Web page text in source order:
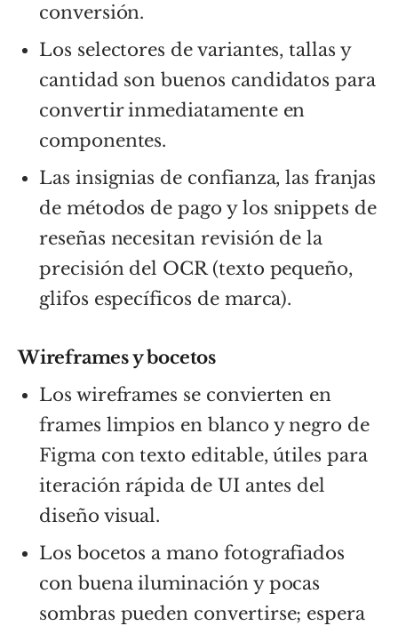
conversión.
Los selectores de variantes, tallas y
cantidad son buenos candidatos para
convertir inmediatamente en
componentes.
Las insignias de confianza, las franjas
de métodos de pago y los snippets de
reseñas necesitan revisión de la
precisión del OCR (texto pequeño,
glifos específicos de marca).
Wireframes y bocetos
Los wireframes se convierten en
frames limpios en blanco y negro de
Figma con texto editable, útiles para
iteración rápida de UI antes del
diseño visual.
Los bocetos a mano fotografiados
con buena iluminación y pocas
sombras pueden convertirse; espera